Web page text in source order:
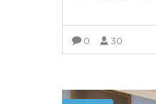
0 30